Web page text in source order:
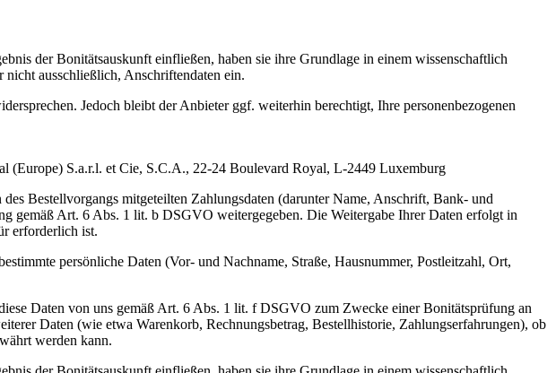
der Bonitätsauskunft einfließen, haben sie ihre Grundlage in einem wissenschaftlich
nicht ausschließlich, Anschriftendaten ein.
Jedoch bleibt der Anbieter ggf. weiterhin berechtigt, Ihre personenbezogenen
(Europe) S.a.r.l. et Cie, S.C.A., 22-24 Boulevard Royal, L-2449 Luxemburg
Bestellvorgangs mitgeteilten Zahlungsdaten (darunter Name, Anschrift, Bank- und
gemäß Art. 6 Abs. 1 lit. b DSGVO weitergegeben. Die Weitergabe Ihrer Daten erfolgt in
erforderlich ist.
persönliche Daten (Vor- und Nachname, Straße, Hausnummer, Postleitzahl, Ort,
Daten von uns gemäß Art. 6 Abs. 1 lit. f DSGVO zum Zwecke einer Bonitätsprüfung an
Daten (wie etwa Warenkorb, Rechnungsbetrag, Bestellhistorie, Zahlungserfahrungen), ob
werden kann.